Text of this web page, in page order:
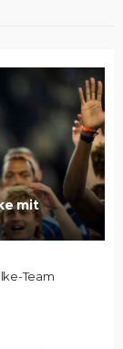
mit
Team